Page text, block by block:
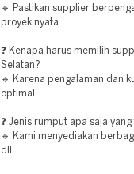
🔹 Pastikan supplier
proyek nyata.
❓ Kenapa harus memilih
Selatan?
🔹 Karena pengalaman dan
optimal.
❓ Jenis rumput apa saja
🔹 Kami menyediakan
dll.